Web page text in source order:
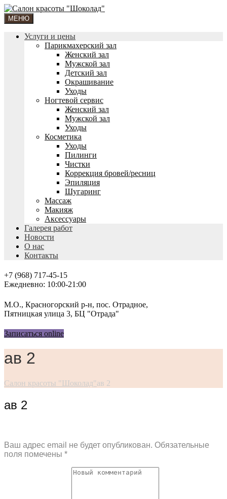
МЕНЮ
Услуги и цены
Парикмахерский зал
Женский зал
Мужской зал
Детский зал
Окрашивание
Уходы
Ногтевой сервис
Женский зал
Мужской зал
Уходы
Косметика
Уходы
Пилинги
Чистки
Коррекция бровей/ресниц
Эпиляция
Шугаринг
Массаж
Макияж
Аксессуары
Галерея работ
Новости
О нас
Контакты
+7 (968) 717-45-15
Ежедневно: 10:00-21:00
М.О., Красногорский р-н, пос. Отрадное,
Пятницкая улица 3, БЦ "Отрада"
Записаться online
ав 2
Салон красоты "Шоколад"ав 2
ав 2
Ваш адрес email не будет опубликован. Обязательные
поля помечены *